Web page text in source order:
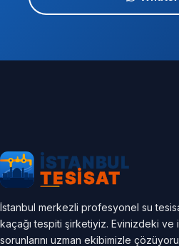
İstanbul merkezli profesyonel su
kaçağı tespiti şirketiyiz. Evinizdeki ve
sorunlarını uzman ekibimizle